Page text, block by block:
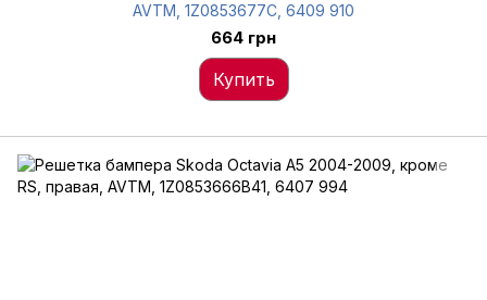
AVTM, 1Z0853677C, 6409 910
664 грн
Купить